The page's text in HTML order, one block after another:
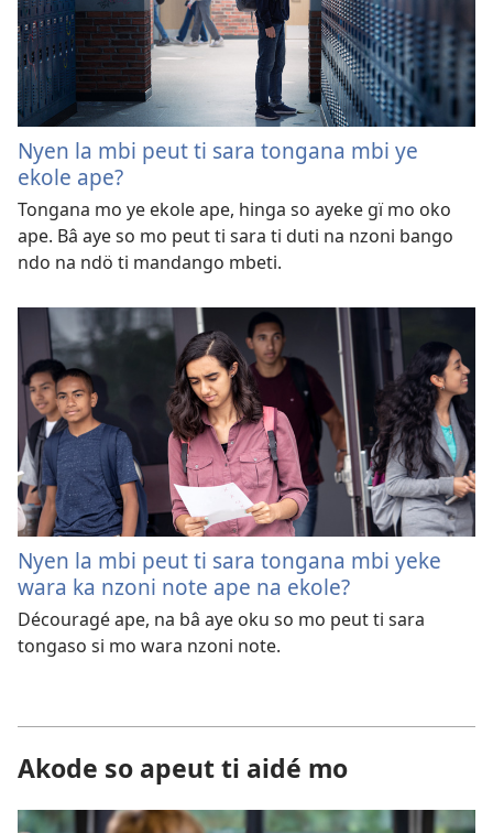
Nyen la mbi peut ti sara tongana mbi ye
ekole ape?
Tongana mo ye ekole ape, hinga so ayeke gï mo oko
ape. Bâ aye so mo peut ti sara ti duti na nzoni bango
ndo na ndö ti mandango mbeti.
Nyen la mbi peut ti sara tongana mbi yeke
wara ka nzoni note ape na ekole?
Découragé ape, na bâ aye oku so mo peut ti sara
tongaso si mo wara nzoni note.
Akode so apeut ti aidé mo